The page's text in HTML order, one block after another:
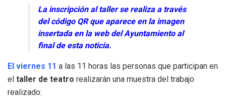
La inscripción al taller se realiza a través
del código QR que aparece en la imagen
insertada en la web del Ayuntamiento al
final de esta noticia.
El viernes 11 a las 11 horas las personas que participan en
el taller de teatro realizarán una muestra del trabajo
realizado: